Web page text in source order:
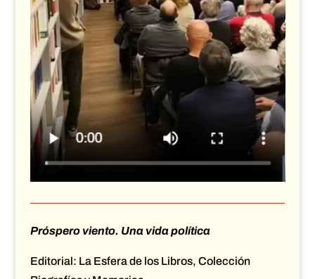
Próspero viento. Una vida política
Editorial: La Esfera de los Libros, Colección